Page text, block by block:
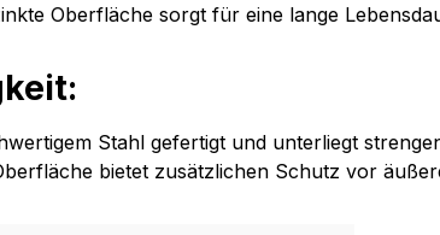
Oberfläche sorgt für eine lange
Stahl gefertigt und unterliegt
bietet zusätzlichen Schutz vor